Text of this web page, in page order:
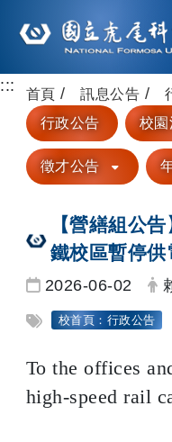
跳
::: 首頁 訊息公告
行政公告
校園
徵才公告
【營繕組公
鐵校區暫停供
日期：
2026-06-02
標籤：
校首頁：行政公告
To the offices
high-speed rail